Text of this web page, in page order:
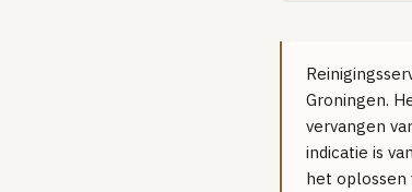
Groningen.
vervangen
indicatie is
het oplossen